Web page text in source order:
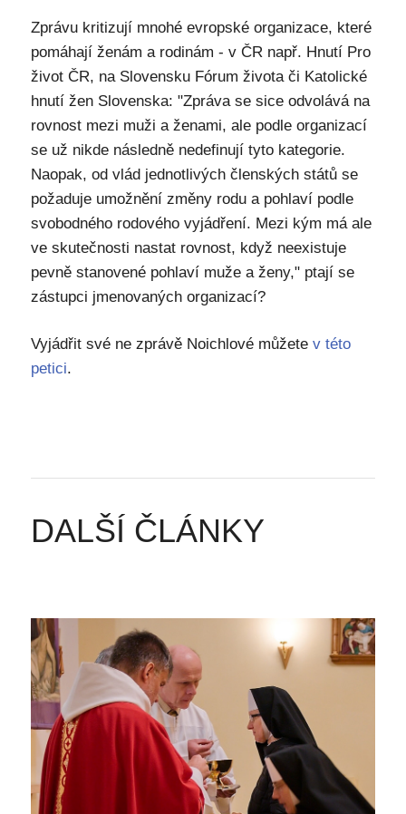
Zprávu kritizují mnohé evropské organizace, které
pomáhají ženám a rodinám - v ČR např. Hnutí Pro
život ČR, na Slovensku Fórum života či Katolické
hnutí žen Slovenska: "Zpráva se sice odvolává na
rovnost mezi muži a ženami, ale podle organizací
se už nikde následně nedefinují tyto kategorie.
Naopak, od vlád jednotlivých členských států se
požaduje umožnění změny rodu a pohlaví podle
svobodného rodového vyjádření. Mezi kým má ale
ve skutečnosti nastat rovnost, když neexistuje
pevně stanovené pohlaví muže a ženy," ptají se
zástupci jmenovaných organizací?
Vyjádřit své ne zprávě Noichlové můžete v této
petici.
DALŠÍ ČLÁNKY